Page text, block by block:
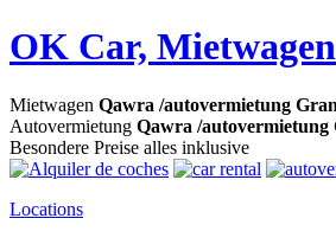
OK Car, Mietwagen
Mietwagen Qawra /autovermietung
Autovermietung Qawra /autovermietung
Besondere Preise alles inklusive
Locations